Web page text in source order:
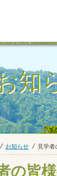
知
お知らせ 見学者
の皆